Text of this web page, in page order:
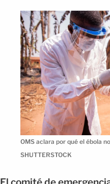
OMS aclara por qué el ébola
SHUTTERSTOCK